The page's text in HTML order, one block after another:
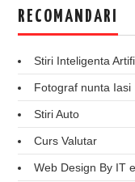
RECOMANDARI
Stiri Inteligenta
Fotograf nunta Iasi
Stiri Auto
Curs Valutar
Web Design By IT